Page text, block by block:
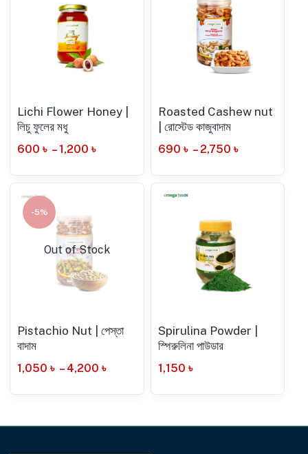
Lichi Flower Honey |
লিচু ফুলের মধু
600 ৳ – 1,200 ৳
Roasted Cashew nut
| রোস্টেড কাজুবাদাম
690 ৳ – 2,750 ৳
-5%
Out of Stock
Pistachio Nut | পেস্তা
বাদাম
1,050 ৳ – 4,200 ৳
Spirulina Powder |
স্পিরুলিনা পাউডার
1,150 ৳